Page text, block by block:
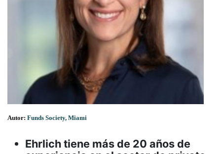
Autor: Funds Society, Miami
Ehrlich tiene más de 20 años de